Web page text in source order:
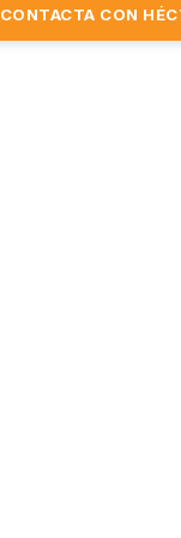
CONTACTA CON